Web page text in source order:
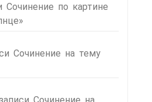
Сочинение по картине
Сочинение на тему